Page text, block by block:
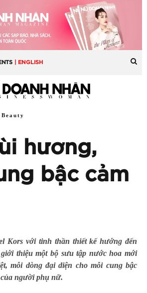
| ENGLISH
hương,
bậc cảm
Kors với tinh thần thiết kế hướng đến
thiệu một bộ sưu tập nước hoa mới
mỗi dòng đại diện cho mỗi cung bậc
người phụ nữ.